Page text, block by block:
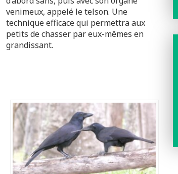
venimeux, appelé le telson. Une
technique efficace qui permettra aux
petits de chasser par eux-mêmes en
grandissant.